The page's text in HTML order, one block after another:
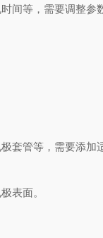
等，需要调整参数
管等，需要添加
表面。